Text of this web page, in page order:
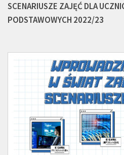
SCENARIUSZE ZAJĘĆ DLA
PODSTAWOWYCH 2022/23